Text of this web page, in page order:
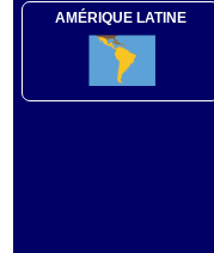
AMÉRIQUE LATINE